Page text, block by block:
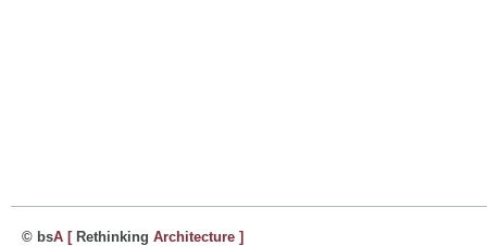
© bsA [Rethinking Architecture ]